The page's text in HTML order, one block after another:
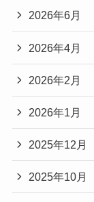
2026年6月
2026年4月
2026年2月
2026年1月
2025年12月
2025年10月